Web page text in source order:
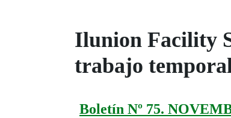
Ilunion Facility
trabajo
Boletín Nº 75.